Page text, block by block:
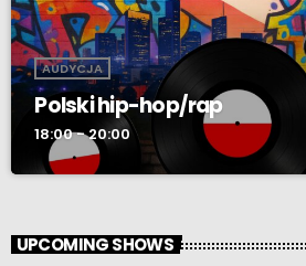
AUDYCJA
Polski hip-hop/rap
18:00 - 20:00
UPCOMING SHOWS